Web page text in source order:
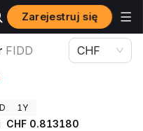
Zarejestruj się
Dollar FIDD
FIDD CHF
1Y
CHF 0.813180